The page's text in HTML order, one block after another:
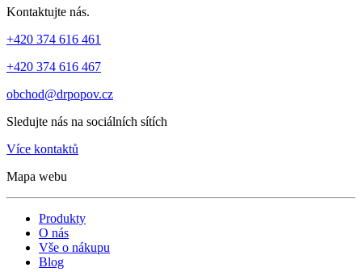
Kontaktujte nás.
+420 374 616 461
+420 374 616 467
obchod@drpopov.cz
Sledujte nás na sociálních sítích
Více kontaktů
Mapa webu
Produkty
O nás
Vše o nákupu
Blog